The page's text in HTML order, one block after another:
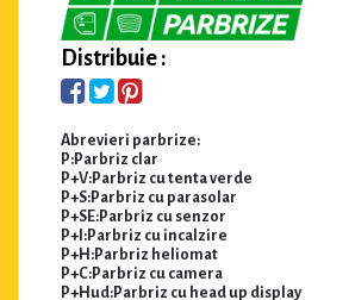
Distribuie :
Abrevieri parbrize:
P:Parbriz clar
P+V:Parbriz cu tenta verde
P+S:Parbriz cu parasolar
P+SE:Parbriz cu senzor
P+I:Parbriz cu incalzire
P+H:Parbriz heliomat
P+C:Parbriz cu camera
P+Hud:Parbriz cu head up display